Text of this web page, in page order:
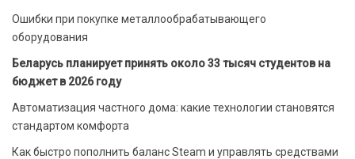
Ошибки при покупке металлообрабатывающего
оборудования
Беларусь планирует принять около 33 тысяч студентов на
бюджет в 2026 году
Автоматизация частного дома: какие технологии становятся
стандартом комфорта
Как быстро пополнить баланс Steam и управлять средствами